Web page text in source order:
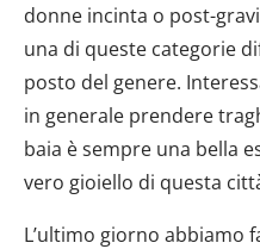
donne incinta o post-
una di queste categorie
posto del genere.
in generale prendere
baia è sempre una bella
vero gioiello di questa
L’ultimo giorno abbiamo